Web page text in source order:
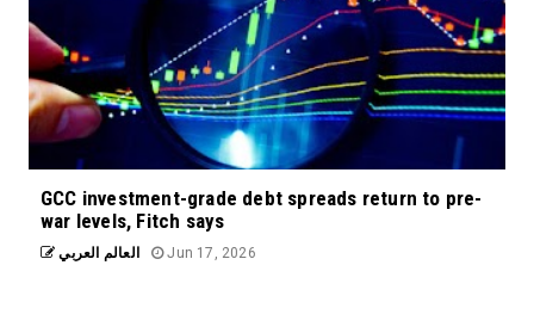
GCC investment-grade debt spreads return to pre-
war levels, Fitch says
العالم العربي Jun 17, 2026